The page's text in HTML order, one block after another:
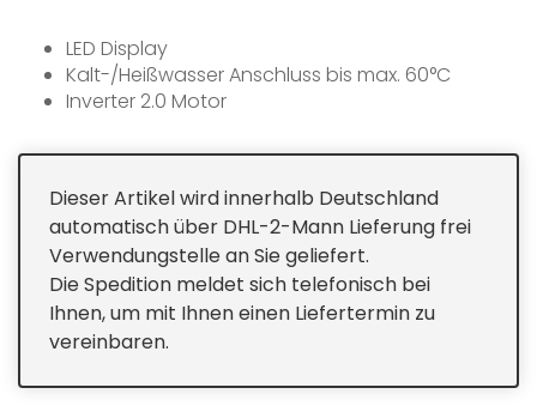
LED Display
Kalt-/Heißwasser Anschluss bis max. 60°C
Inverter 2.0 Motor
Autom. Türöffnung nach Programmende
Orbital-Spülsystem
Restzeitanzeige
Durchlauferhitzer
Dieser Artikel wird innerhalb Deutschland
automatisch über DHL-2-Mann Lieferung frei
Verwendungstelle an Sie geliefert.
Die Spedition meldet sich telefonisch bei
Ihnen, um mit Ihnen einen Liefertermin zu
vereinbaren.